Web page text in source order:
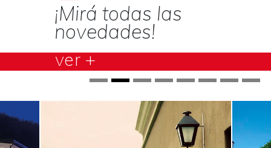
¡Mirá todas las
novedades!
ver +